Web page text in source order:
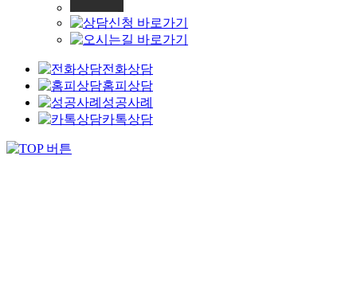
전화상담
홈피상담
성공사례
카톡상담